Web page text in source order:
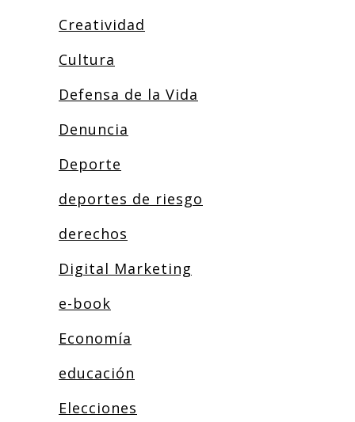
Creatividad
Cultura
Defensa de la Vida
Denuncia
Deporte
deportes de riesgo
derechos
Digital Marketing
e-book
Economía
educación
Elecciones